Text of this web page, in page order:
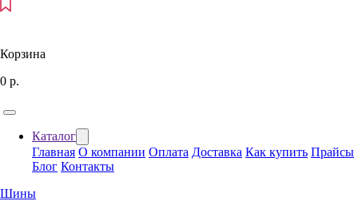
Корзина
0 р.
Каталог
Главная О компании Оплата Доставка Как купить Прайсы
Блог Контакты
Шины